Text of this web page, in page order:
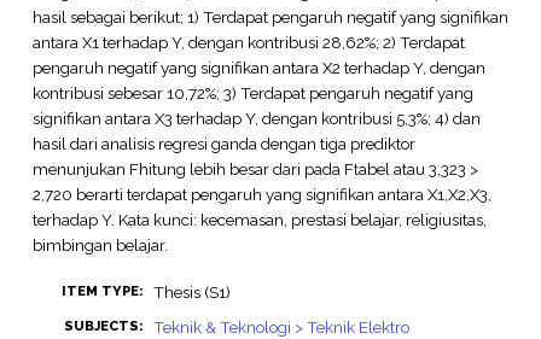
hasil sebagai berikut; 1) Terdapat pengaruh negatif yang signifikan
antara X1 terhadap Y, dengan kontribusi 28,62%; 2) Terdapat
pengaruh negatif yang signifikan antara X2 terhadap Y, dengan
kontribusi sebesar 10,72%; 3) Terdapat pengaruh negatif yang
signifikan antara X3 terhadap Y, dengan kontribusi 5,3%; 4) dan
hasil dari analisis regresi ganda dengan tiga prediktor
menunjukan Fhitung lebih besar dari pada Ftabel atau 3,323 >
2,720 berarti terdapat pengaruh yang signifikan antara X1,X2,X3,
terhadap Y. Kata kunci: kecemasan, prestasi belajar, religiusitas,
bimbingan belajar.
ITEM TYPE: Thesis (S1)
SUBJECTS: Teknik & Teknologi > Teknik Elektro